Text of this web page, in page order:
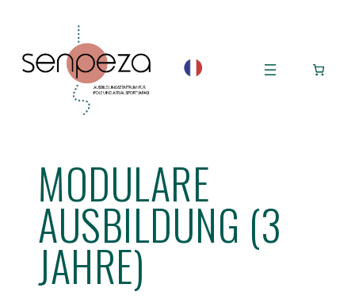
springen
MODULARE
AUSBILDUNG (3
JAHRE)